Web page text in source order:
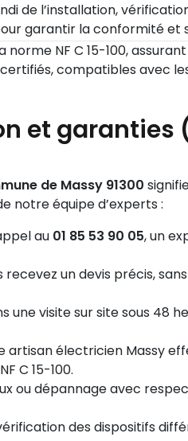
de l’installation,
garantir la conformité et
NF C 15-100,
compatibles avec
et
de Massy 91300
notre équipe d’experts :
au 01 85 53 90 05, un
recevez un devis précis,
une visite sur site sous 48
artisan électricien Massy
C 15-100.
ou dépannage avec
des dispositifs